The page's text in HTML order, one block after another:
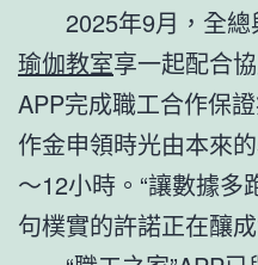
2025年9月，全
瑜伽教室享一起配合
APP完成職工合作保
作金申領時光由本來
～12小時。“讓數據多
句樸實的許諾正在釀